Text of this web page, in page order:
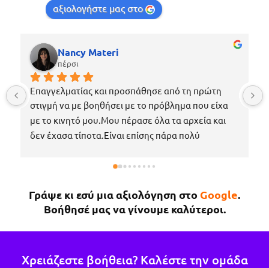
αξιολογήστε μας στο
Nancy Materi
πέρσι
Επαγγελματίας και προσπάθησε από τη πρώτη
στιγμή να με βοηθήσει με το πρόβλημα που είχα
με το κινητό μου.Μου πέρασε όλα τα αρχεία και
δεν έχασα τίποτα.Είναι επίσης πάρα πολύ
να πάρω το κινητό μου το νωρίτερο δυνατόν
κάτι άλλο θα επιστρέψω σίγουρα.
Γράψε κι εσύ μια αξιολόγηση στο Google.
Βοήθησέ μας να γίνουμε καλύτεροι.
Χρειάζεστε βοήθεια? Καλέστε την ομάδα